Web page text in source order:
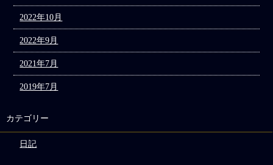
2022年10月
2022年9月
2021年7月
2019年7月
カテゴリー
日記